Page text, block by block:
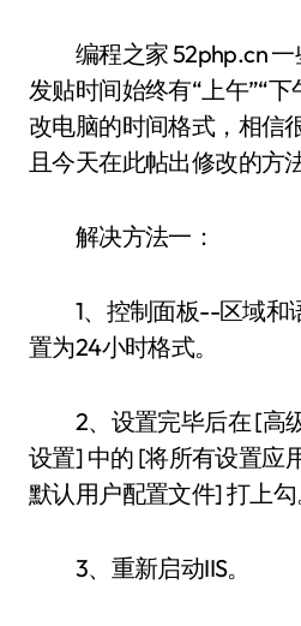
编程之家 52php.cn 一
发贴时间始终有“上午”“
改电脑的时间格式，相信
且今天在此帖出修改的方
解决方法一：
1、控制面板--区域和
置为24小时格式。
2、设置完毕后在 [高
设置] 中的 [将所有设置应
默认用户配置文件] 打上勾
3、重新启动IIS。